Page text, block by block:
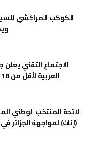
الكوكب المراكشي
الاجتماع التقني يعلن
العربية لأقل من 18 سنة بمشاركة المغرب
(إناث) لمواجهة الجزائر